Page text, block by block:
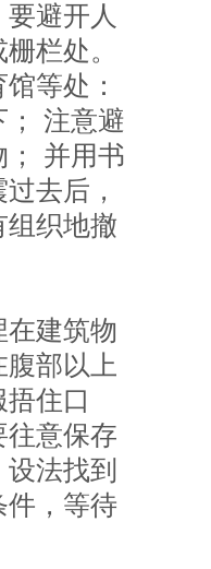
避开人
栏处。
等处：
； 注意避
； 并用书
去后，
组织地撤
建筑物
部以上
住口
往意保存
法找到
件，等待